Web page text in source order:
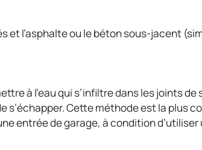
et l’asphalte ou le béton sous-jacent
à l’eau qui s’infiltre dans les joints
s’échapper. Cette méthode est la plus
entrée de garage, à condition